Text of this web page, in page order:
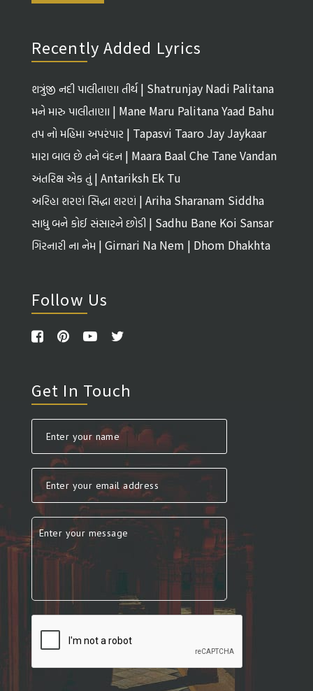
Recently Added Lyrics
શત્રુંજી નદી પાલીતાણા તીર્થ | Shatrunjay Nadi Palitana
Tirth
મને મારુ પાલીતાણા | Mane Maru Palitana Yaad Bahu
તપ નો મહિમા અપરંપાર | Tapasvi Taaro Jay Jaykaar
મારા બાલ છે તને વંદન | Maara Baal Che Tane Vandan
અંતરિક્ષ એક તું | Antariksh Ek Tu
અરિહા શરણં સિદ્ધા શરણં | Ariha Sharanam Siddha
Sharanam
સાધુ બને કોઈ સંસારને છોડી | Sadhu Bane Koi Sansar
Ne Chhodi
ગિરનારી ના નેમ | Girnari Na Nem | Dhom Dhakhta
Follow Us
Get In Touch